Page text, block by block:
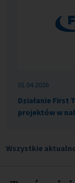
01.04.2026
Działanie First
projektów w
Wszystkie